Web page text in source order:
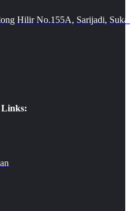
Hilir No.155A, Sarijadi,